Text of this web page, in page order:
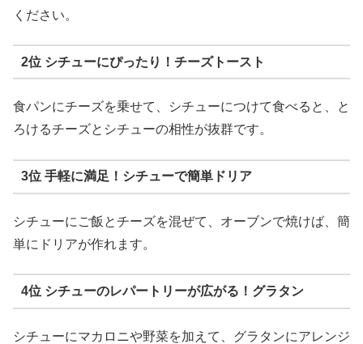
ください。
2位 シチューにぴったり！チーズトースト
食パンにチーズを乗せて、シチューにつけて食べると、と
ろけるチーズとシチューの相性が抜群です。
3位 手軽に満足！シチューで簡単ドリア
シチューにご飯とチーズを混ぜて、オーブンで焼けば、簡
単にドリアが作れます。
4位 シチューのレパートリーが広がる！グラタン
シチューにマカロニや野菜を加えて、グラタンにアレンジ